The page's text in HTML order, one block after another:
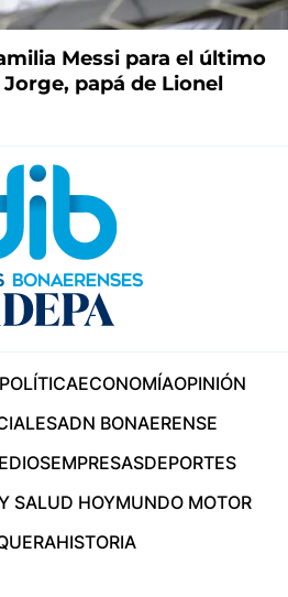
Messi para el último
papá de Lionel
POLÍTICAECONOMÍAOPINIÓN
ADN BONAERENSE
EMPRESASDEPORTES
SALUD HOYMUNDO MOTOR
HISTORIA